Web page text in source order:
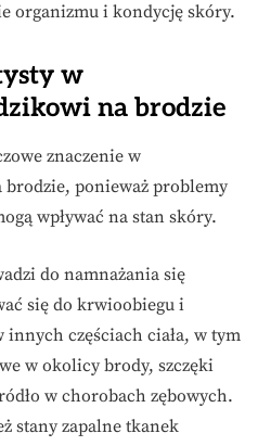
organizmu i kondycję skóry.
w
na brodzie
znaczenie w
ponieważ problemy
wpływać na stan skóry.
do namnażania się
się do krwioobiegu i
innych częściach ciała, w tym
w okolicy brody, szczęki
w chorobach zębowych.
stany zapalne tkanek